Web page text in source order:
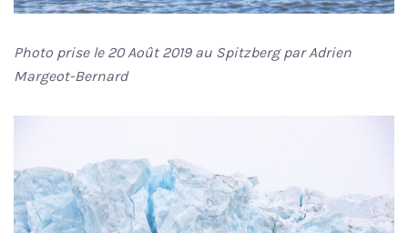
Photo prise le 20 Août 2019 au Spitzberg par Adrien
Margeot-Bernard